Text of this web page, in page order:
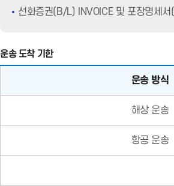
선화증권(B/L) INVOICE 및 포장명세
운송 도착 기한
운송 방식
해상 운송
항공 운송